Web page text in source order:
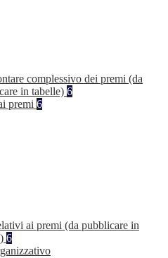
complessivo dei premi (da
in tabelle) 6
premi 6
ai premi (da pubblicare in
6